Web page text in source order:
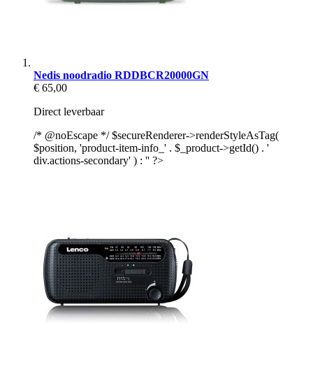
Nedis noodradio RDDBCR20000GN
€ 65,00
Direct leverbaar
/* @noEscape */ $secureRenderer->renderStyleAsTag(
$position, 'product-item-info_' . $_product->getId() . '
div.actions-secondary' ) : '' ?>